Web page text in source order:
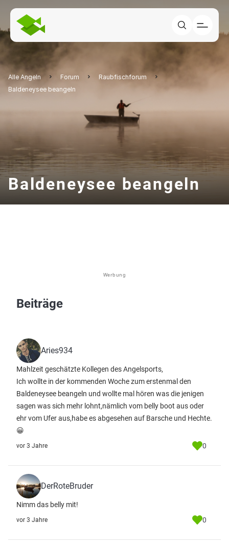
Alle Angeln Forum
Raubfischforum
Baldeneysee beangeln
Baldeneysee beangeln
Werbung
Beiträge
Aries934
Mahlzeit geschätzte Kollegen des Angelsports,
Ich wollte in der kommenden Woche zum erstenmal den
Baldeneysee beangeln und wollte mal hören was die jenigen
sagen was sich mehr lohnt,nämlich vom belly boot aus oder
ehr vom Ufer aus,habe es abgesehen auf Barsche und Hechte.
😀
vor 3 Jahre 0
DerRoteBruder
Nimm das belly mit!
vor 3 Jahre 0